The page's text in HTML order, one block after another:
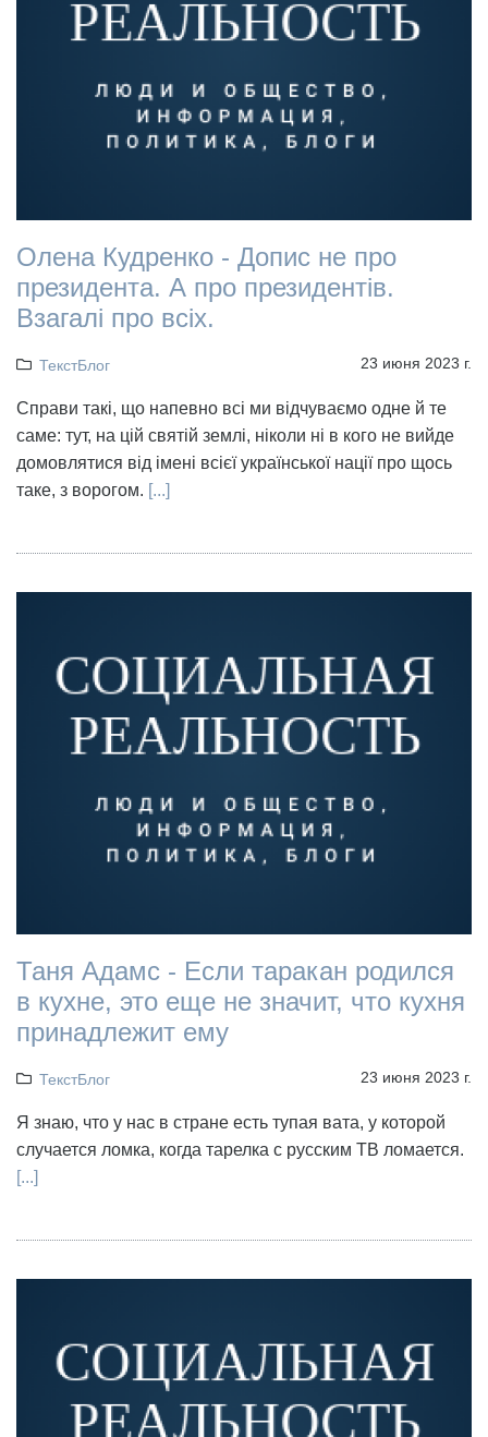
Олена Кудренко - Допис не про
президента. А про президентів.
Взагалі про всіх.
ТекстБлог 23 июня 2023 г.
Справи такі, що напевно всі ми відчуваємо одне й те
саме: тут, на цій святій землі, ніколи ні в кого не вийде
домовлятися від імені всієї української нації про щось
таке, з ворогом. [...]
Таня Адамс - Если таракан родился
в кухне, это еще не значит, что кухня
принадлежит ему
ТекстБлог 23 июня 2023 г.
Я знаю, что у нас в стране есть тупая вата, у которой
случается ломка, когда тарелка с русским ТВ ломается.
[...]